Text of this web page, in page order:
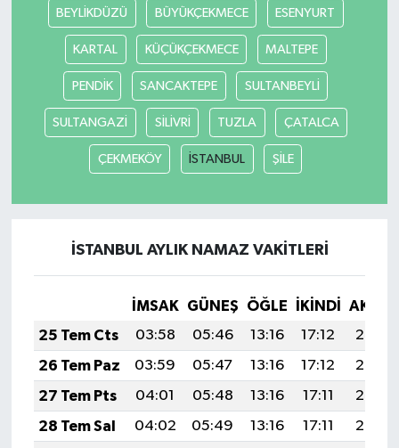
BEYLİKDÜZÜ BÜYÜKÇEKMECE ESENYURT
KARTAL KÜÇÜKÇEKMECE MALTEPE
PENDİK SANCAKTEPE SULTANBEYLİ
SULTANGAZİ SİLİVRİ TUZLA ÇATALCA
ÇEKMEKÖY İSTANBUL ŞİLE
İSTANBUL AYLIK NAMAZ VAKITLERI
İMSAK GÜNEŞ ÖĞLE İKINDI
25 Tem Cts
03:58 05:46 13:16 17:12
20:35
26 Tem Paz
03:59 05:47 13:16 17:12
20:34
27 Tem Pts
04:01 05:48 13:16 17:11
20:33
28 Tem Sal
04:02 05:49 13:16 17:11
20:32